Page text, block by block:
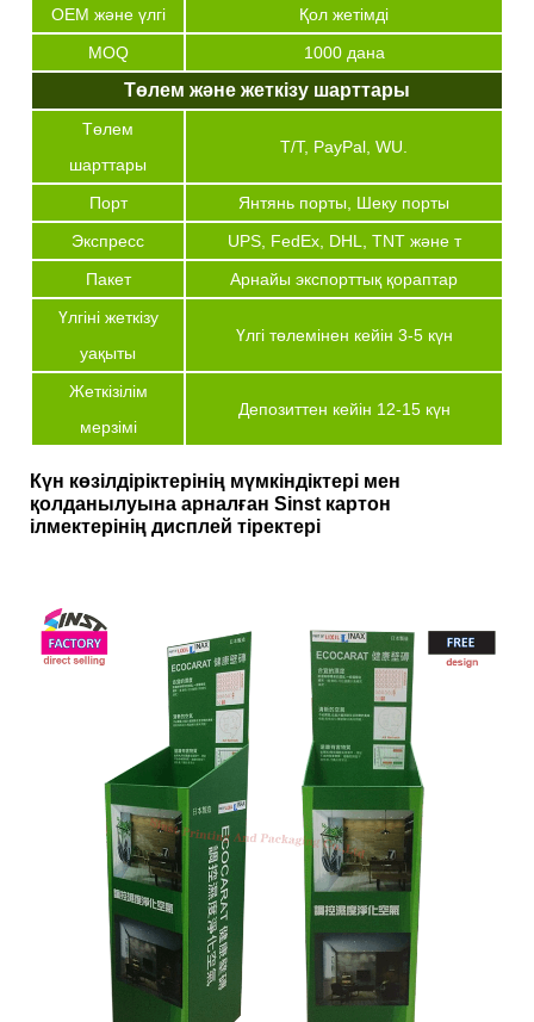
OEM және үлгі
Қол жетімді
MOQ
1000 дана
Төлем және жеткізу шарттары
Төлем
шарттары
T/T, PayPal, WU.
Порт
Янтянь порты, Шеку порты
Экспресс
UPS, FedEx, DHL, TNT және т
Пакет
Арнайы экспорттық қораптар
Үлгіні жеткізу
уақыты
Үлгі төлемінен кейін 3-5 күн
Жеткізілім
мерзімі
Депозиттен кейін 12-15 күн
Күн көзілдіріктерінің мүмкіндіктері мен
қолданылуына арналған Sinst картон
ілмектерінің дисплей тіректері